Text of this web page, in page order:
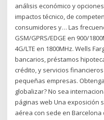
análisis económico y
impactos técnico, de
consumidores y… Las
GSM/GPRS/EDGE en 900/
4G/LTE en 1800MHz. Wells
bancarios, préstamos
crédito, y servicios
pequeñas empresas.
globalizar? No sea
páginas web Una exposición
aérea con sede en